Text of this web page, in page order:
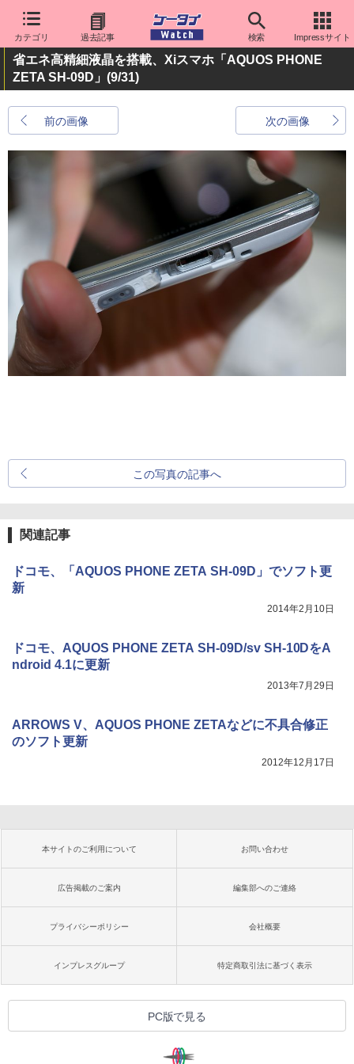
カテゴリ 過去記事 検索 Impressサイト
省エネ高精細液晶を搭載、Xiスマホ「AQUOS PHONE
ZETA SH-09D」 (9/31)
前の画像 次の画像
この写真の記事へ
関連記事
ドコモ、「AQUOS PHONE ZETA SH-09D」でソフト更
新
2014年2月10日
ドコモ、AQUOS PHONE ZETA SH-09D/sv SH-10DをA
ndroid 4.1に更新
2013年7月29日
ARROWS V、AQUOS PHONE ZETAなどに不具合修正
のソフト更新
2012年12月17日
本サイトのご利用について お問い合わせ
広告掲載のご案内 編集部へのご連絡
プライバシーポリシー 会社概要
インプレスグループ 特定商取引法に基づく表示
PC版で見る